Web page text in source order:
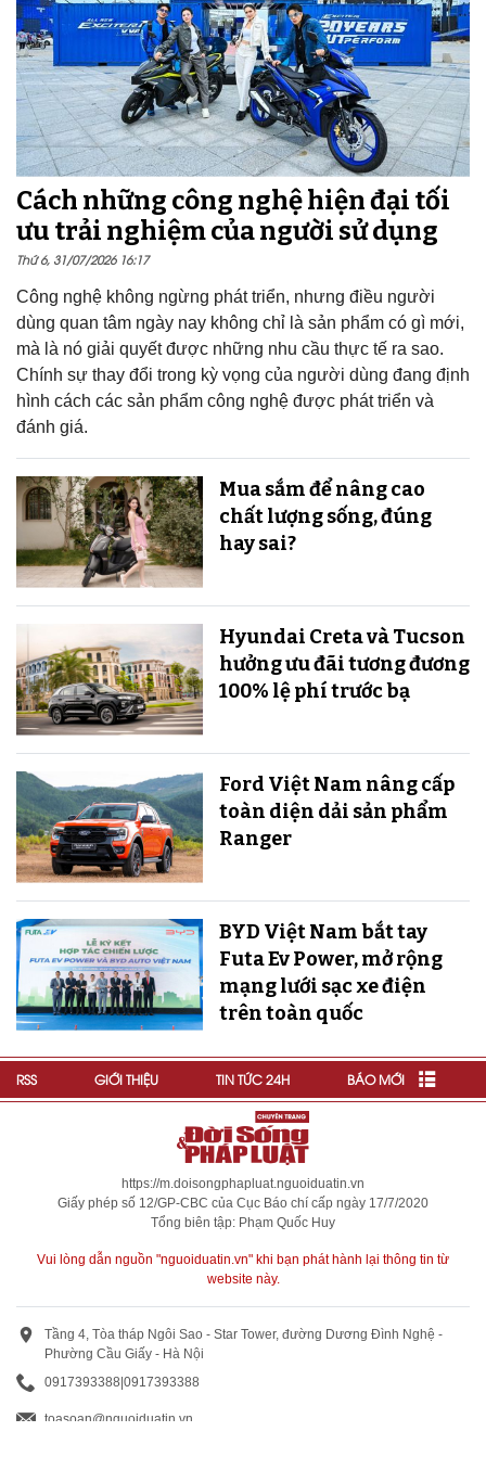
Cách những công nghệ hiện đại tối
ưu trải nghiệm của người sử dụng
Thứ 6, 31/07/2026 16:17
Công nghệ không ngừng phát triển, nhưng điều người
dùng quan tâm ngày nay không chỉ là sản phẩm có gì mới,
mà là nó giải quyết được những nhu cầu thực tế ra sao.
Chính sự thay đổi trong kỳ vọng của người dùng đang định
hình cách các sản phẩm công nghệ được phát triển và
đánh giá.
Mua sắm để nâng cao
chất lượng sống, đúng
hay sai?
Hyundai Creta và Tucson
hưởng ưu đãi tương đương
100% lệ phí trước bạ
Ford Việt Nam nâng cấp
toàn diện dải sản phẩm
Ranger
BYD Việt Nam bắt tay
Futa Ev Power, mở rộng
mạng lưới sạc xe điện
trên toàn quốc
RSS GIỚI THIỆU TIN TỨC 24H BÁO MỚI
https://m.doisongphapluat.nguoiduatin.vn
Giấy phép số 12/GP-CBC của Cục Báo chí cấp ngày 17/7/2020
Tổng biên tập: Phạm Quốc Huy
Vui lòng dẫn nguồn "nguoiduatin.vn" khi bạn phát hành lại thông tin từ
website này.
Tầng 4, Tòa tháp Ngôi Sao - Star Tower, đường Dương Đình Nghệ -
Phường Cầu Giấy - Hà Nội
0917393388|0917393388
toasoan@nguoiduatin.vn